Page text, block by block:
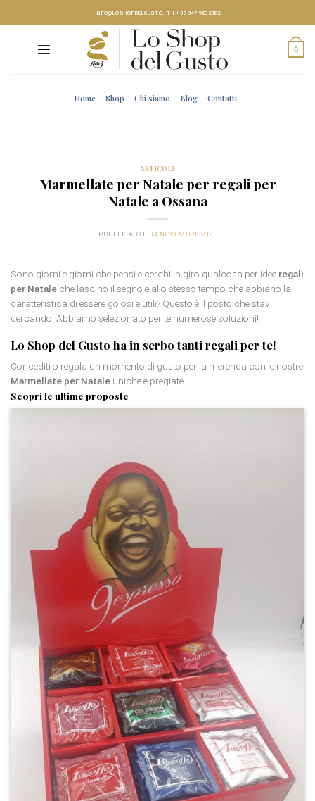
INFO@LOSHOPDELGUSTO.IT |+39 347 9802982
0
Home Shop Chi siamo Blog Contatti
ARTICOLI
Marmellate per Natale per regali per
Natale a Ossana
PUBBLICATO IL14 NOVEMBRE 2021
Sono giorni e giorni che pensi e cerchi in giro qualcosa per idee regali
per Natale che lascino il segno e allo stesso tempo che abbiano la
caratteristica di essere golosi e utili? Questo è il posto che stavi
cercando. Abbiamo selezionato per te numerose soluzioni!
Lo Shop del Gusto ha in serbo tanti regali per te!
Concediti o regala un momento di gusto per la merenda con le nostre
Marmellate per Natale uniche e pregiate.
Scopri le ultime proposte